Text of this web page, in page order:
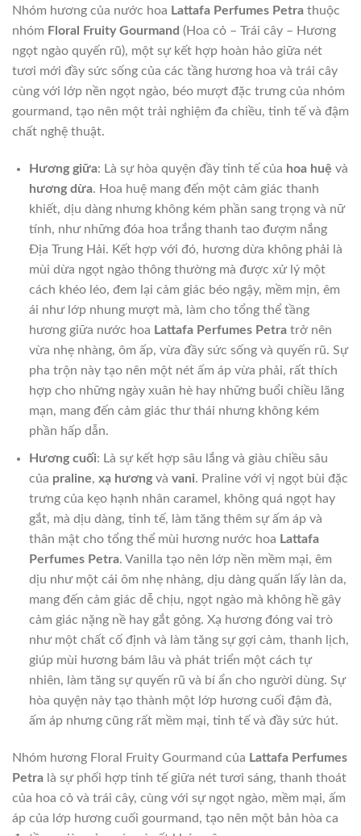
Nhóm hương của nước hoa Lattafa Perfumes Petra thuộc
nhóm Floral Fruity Gourmand (Hoa cỏ – Trái cây – Hương
ngọt ngào quyến rũ), một sự kết hợp hoàn hảo giữa nét
tươi mới đầy sức sống của các tầng hương hoa và trái cây
cùng với lớp nền ngọt ngào, béo mượt đặc trưng của nhóm
gourmand, tạo nên một trải nghiệm đa chiều, tinh tế và đậm
chất nghệ thuật.
Hương giữa: Là sự hòa quyện đầy tinh tế của hoa huệ và
hương dừa. Hoa huệ mang đến một cảm giác thanh
khiết, dịu dàng nhưng không kém phần sang trọng và nữ
tính, như những đóa hoa trắng thanh tao đượm nắng
Địa Trung Hải. Kết hợp với đó, hương dừa không phải là
mùi dừa ngọt ngào thông thường mà được xử lý một
cách khéo léo, đem lại cảm giác béo ngậy, mềm mịn, êm
ái như lớp nhung mượt mà, làm cho tổng thể tầng
hương giữa nước hoa Lattafa Perfumes Petratrở nên
vừa nhẹ nhàng, ôm ấp, vừa đầy sức sống và quyến rũ. Sự
pha trộn này tạo nên một nét ấm áp vừa phải, rất thích
hợp cho những ngày xuân hè hay những buổi chiều lãng
mạn, mang đến cảm giác thư thái nhưng không kém
phần hấp dẫn.
Hương cuối: Là sự kết hợp sâu lắng và giàu chiều sâu
của praline, xạ hươngvà vani. Praline với vị ngọt bùi đặc
trưng của kẹo hạnh nhân caramel, không quá ngọt hay
gắt, mà dịu dàng, tinh tế, làm tăng thêm sự ấm áp và
thân mật cho tổng thể mùi hương nước hoa Lattafa
Perfumes Petra. Vanilla tạo nên lớp nền mềm mại, êm
dịu như một cái ôm nhẹ nhàng, dịu dàng quấn lấy làn da,
mang đến cảm giác dễ chịu, ngọt ngào mà không hề gây
cảm giác nặng nề hay gắt gỏng. Xạ hương đóng vai trò
như một chất cố định và làm tăng sự gợi cảm, thanh lịch,
giúp mùi hương bám lâu và phát triển một cách tự
nhiên, làm tăng sự quyến rũ và bí ẩn cho người dùng. Sự
hòa quyện này tạo thành một lớp hương cuối đậm đà,
ấm áp nhưng cũng rất mềm mại, tinh tế và đầy sức hút.
Nhóm hương Floral Fruity Gourmand của Lattafa Perfumes
Petra là sự phối hợp tinh tế giữa nét tươi sáng, thanh thoát
của hoa cỏ và trái cây, cùng với sự ngọt ngào, mềm mại, ấm
áp của lớp hương cuối gourmand, tạo nên một bản hòa ca